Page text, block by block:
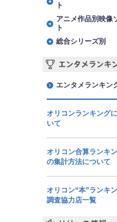
ト
アニメ作品別映像
ト
総合シリーズ別
エンタメランキン
オリコンランキング
いて
オリコン合算ランキ
の集計方法について
オリコン“本”ランキ
調査協力店一覧